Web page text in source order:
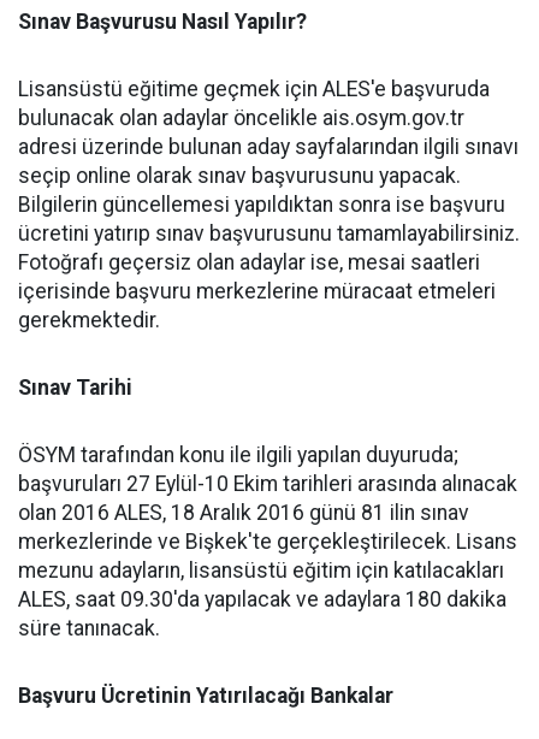
Sınav Başvurusu Nasıl Yapılır?
Lisansüstü eğitime geçmek için ALES'e başvuruda
bulunacak olan adaylar öncelikle ais.osym.gov.tr
adresi üzerinde bulunan aday sayfalarından ilgili sınavı
seçip online olarak sınav başvurusunu yapacak.
Bilgilerin güncellemesi yapıldıktan sonra ise başvuru
ücretini yatırıp sınav başvurusunu tamamlayabilirsiniz.
Fotoğrafı geçersiz olan adaylar ise, mesai saatleri
içerisinde başvuru merkezlerine müracaat etmeleri
gerekmektedir.
Sınav Tarihi
ÖSYM tarafından konu ile ilgili yapılan duyuruda;
başvuruları 27 Eylül-10 Ekim tarihleri arasında alınacak
olan 2016 ALES, 18 Aralık 2016 günü 81 ilin sınav
merkezlerinde ve Bişkek'te gerçekleştirilecek. Lisans
mezunu adayların, lisansüstü eğitim için katılacakları
ALES, saat 09.30'da yapılacak ve adaylara 180 dakika
süre tanınacak.
Başvuru Ücretinin Yatırılacağı Bankalar